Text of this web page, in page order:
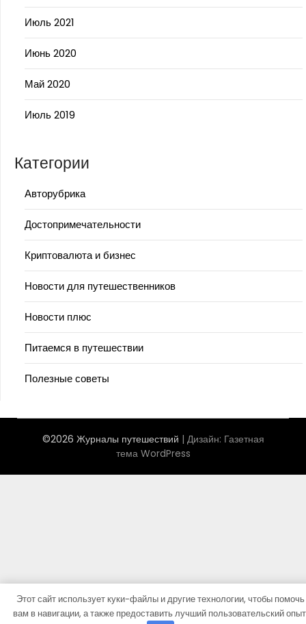
Июль 2021
Июнь 2020
Май 2020
Июль 2019
Категории
Авторубрика
Достопримечательности
Криптовалюта и бизнес
Новости для путешественников
Новости плюс
Питаемся в путешествии
Полезные советы
©2026 Журналы путешествий | Дизайн: Газетная
тема WordPress
Этот сайт использует куки-файлы и другие технологии, чтобы помочь
вам в навигации, а также предоставить лучший пользовательский